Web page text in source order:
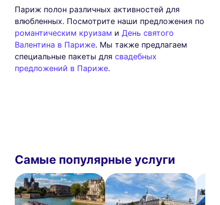
Париж полон различных активностей для
влюбленных. Посмотрите наши предложения по
романтическим круизам и День святого
Валентина в Париже. Мы также предлагаем
специальные пакеты для свадебных
предложений в Париже.
Самые популярные услуги